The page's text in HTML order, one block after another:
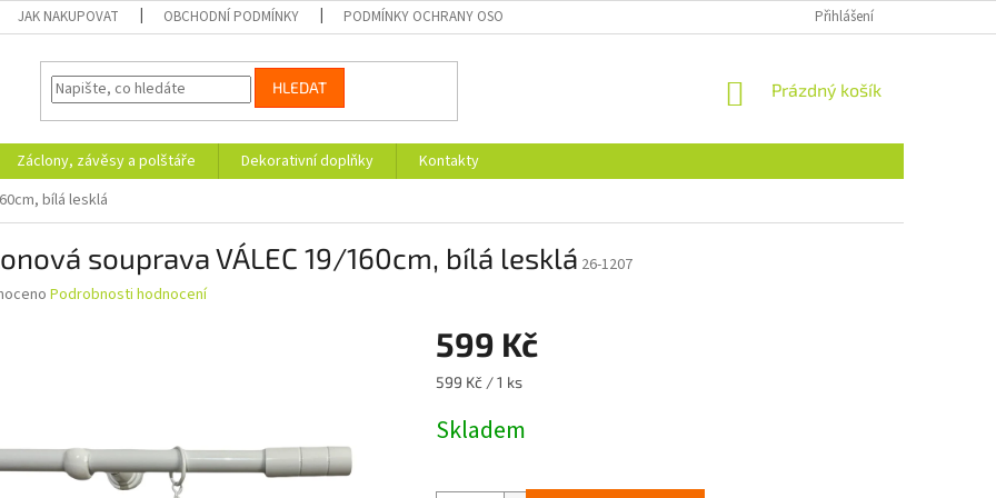
JAK NAKUPOVAT OBCHODNÍ PODMÍNKY PODMÍNKY OCHRANY OSOBNÍCH ÚDAJŮ FORMULÁŘ PRO
Přihlášení
HLEDAT
NÁKUPNÍ
Prázdný košík
Záclony, závěsy a polštáře Dekorativní doplňky
Kontakty
bílá lesklá
souprava VÁLEC 19/160cm, bílá lesklá 26-1207
Podrobnosti hodnocení
599 Kč
Měrná
599 Kč / 1 ks
Skladem